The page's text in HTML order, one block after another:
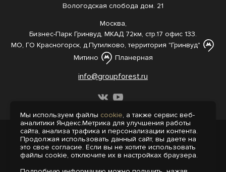
Вологодская слобода дом. 21
Москва,
Бизнес-Парк Гринвуд, МКАД 72км, стр.17 офис 133.
МО, ГО Красногорск, д.Путилково, территория "Гринвуд"
Митино
Планерная
info@groupforest.ru
© 2005-, 2026 Все права защищены
Информация, представленная на сайте,
не является публичной офертой.
Мы используем файлы cookie, а также сервис веб-
аналитики Яндекс.Метрика для улучшения работы
сайта, анализа трафика и персонализации контента.
Продолжая использовать данный сайт, вы даете на
это свое согласие. Если вы не хотите использовать
файлы cookie, отключите их в настройках браузера.